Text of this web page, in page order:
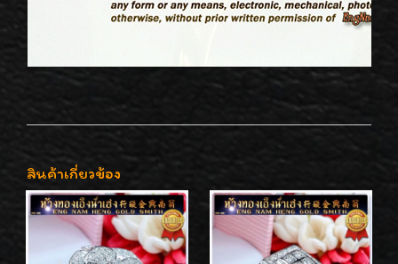
สินค้าเกี่ยวข้อง